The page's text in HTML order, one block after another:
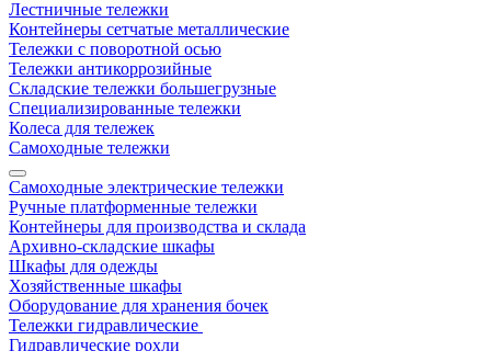
Лестничные тележки
Контейнеры сетчатые металлические
Тележки с поворотной осью
Тележки антикоррозийные
Складские тележки большегрузные
Специализированные тележки
Колеса для тележек
Самоходные тележки
Самоходные электрические тележки
Ручные платформенные тележки
Контейнеры для производства и склада
Архивно-складские шкафы
Шкафы для одежды
Хозяйственные шкафы
Оборудование для хранения бочек
Тележки гидравлические
Гидравлические рохли